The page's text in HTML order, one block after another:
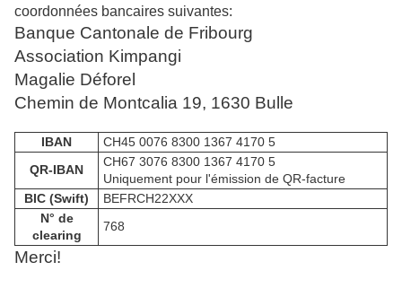
coordonnées bancaires suivantes:
Banque Cantonale de Fribourg
Association Kimpangi
Magalie Déforel
Chemin de Montcalia 19, 1630 Bulle
IBAN
CH45 0076 8300 1367 4170 5
QR-IBAN
CH67 3076 8300 1367 4170 5
Uniquement pour l'émission de QR-facture
BIC (Swift)
BEFRCH22XXX
N° de
clearing
768
Merci!